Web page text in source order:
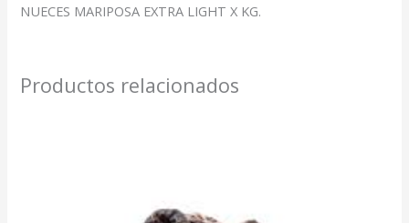
NUECES MARIPOSA EXTRA LIGHT X KG.
Productos relacionados